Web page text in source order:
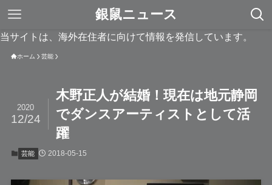
銀鼠ニュース
当サイトは、海外在住者に向けて情報を発信しています。
ホーム 芸能
木野正人が結婚！現在は地元静岡
でダンスアーティストとして活
躍
2020
12/24
芸能 2018-05-15